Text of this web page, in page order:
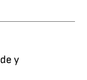
y